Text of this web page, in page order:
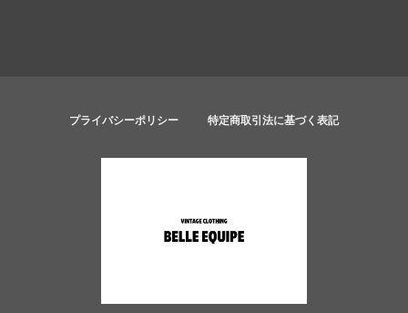
プライバシーポリシー 特定商取引法に基づく表記